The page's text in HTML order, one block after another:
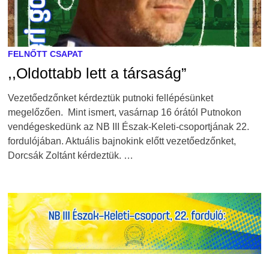
FELNŐTT CSAPAT
,,Oldottabb lett a társaság”
Vezetőedzőnket kérdeztük putnoki fellépésünket
megelőzően. Mint ismert, vasárnap 16 órától Putnokon
vendégeskedünk az NB III Észak-Keleti-csoportjának 22.
fordulójában. Aktuális bajnokink előtt vezetőedzőnket,
Dorcsák Zoltánt kérdeztük. …